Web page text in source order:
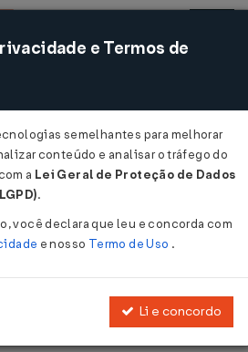
Acessar
de 08/11/2007
DOE - MA em 8 nov 2007
e Termos de
semelhantes para melhorar
conteúdo e analisar o tráfego do
a Lei Geral de Proteção de Dados
.
você declara que leu e concorda com
e nosso Termo de Uso .
Li e concordo